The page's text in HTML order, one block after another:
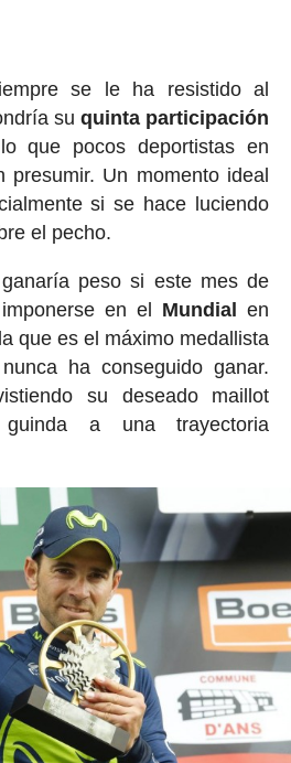
se le ha resistido al
suquinta participación
que pocos deportistas en
presumir. Un momento ideal
si se hace luciendo
el pecho.
peso si este mes de
en el Mundial
en
que es el máximo medallista
ha conseguido ganar.
su deseado maillot
a una trayectoria